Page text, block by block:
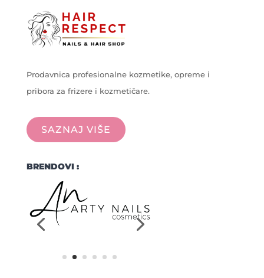
Prodavnica profesionalne kozmetike, opreme i
pribora za frizere i kozmetičare.
SAZNAJ VIŠE
BRENDOVI :